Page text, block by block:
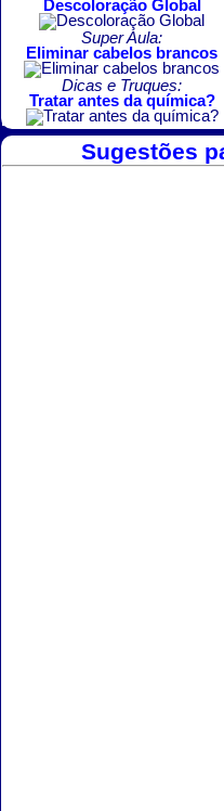
Descoloração Global
Super Aula:
Eliminar cabelos brancos
Dicas e Truques:
Tratar antes da química?
Sugestões